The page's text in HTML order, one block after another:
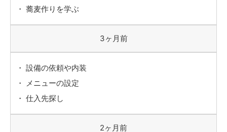
蕎麦作りを学ぶ
3ヶ月前
設備の依頼や内装
メニューの設定
仕入先探し
2ヶ月前